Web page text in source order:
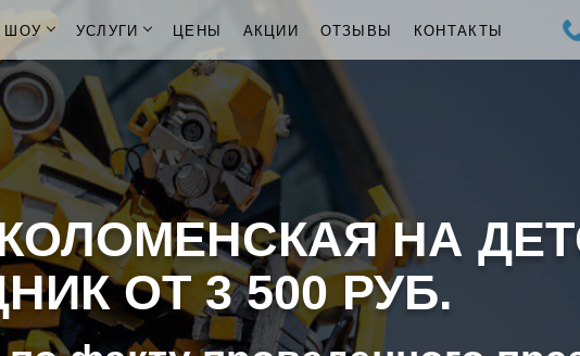
ШОУ УСЛУГИ ЦЕНЫ АКЦИИ ОТЗЫВЫ КОНТАКТЫ
НА
ОТ 3 500 РУБ.